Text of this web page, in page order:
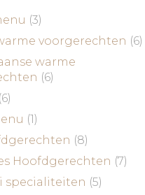
(3)
voorgerechten (6)
warme
(6)
(6)
(1)
(8)
Hoofdgerechten (7)
specialiteiten (5)